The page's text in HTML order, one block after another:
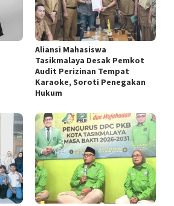
Aliansi Mahasiswa
Tasikmalaya Desak Pemkot
Audit Perizinan Tempat
Karaoke, Soroti Penegakan
Hukum